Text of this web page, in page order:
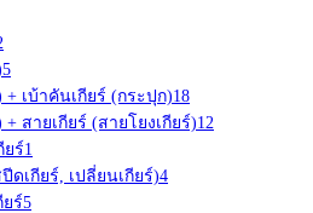
5
+ เบ้าคันเกียร์ (กระปุก)18
สายเกียร์ (สายโยงเกียร์)12
ยร์1
ดเกียร์, เปลี่ยนเกียร์)4
ร์5